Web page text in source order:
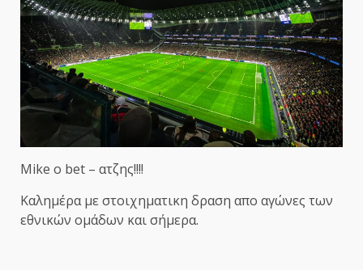
Mike o bet – ατζης!!!!
Καλημέρα με στοιχηματικη δραση απο αγώνες των
εθνικών ομάδων και σήμερα.